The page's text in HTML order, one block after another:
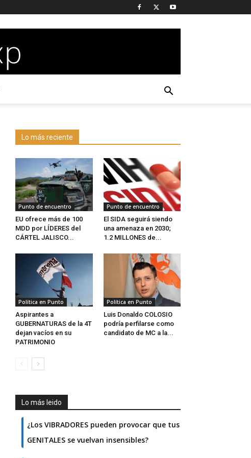
Lo más reciente
Punto de encuentro
EU ofrece más de 100
MDD por LÍDERES del
CÁRTEL JALISCO...
Punto de encuentro
El SIDA seguirá siendo
una amenaza en 2030;
1.2 MILLONES de...
Política en Punto
Aspirantes a
GUBERNATURAS de la 4T
dejan vacíos en su
PATRIMONIO
Política en Punto
Luis Donaldo COLOSIO
podría perfilarse como
candidato de MC a la...
Lo más leido
¿Los VIBRADORES pueden provocar que tus
GENITALES se vuelvan insensibles?